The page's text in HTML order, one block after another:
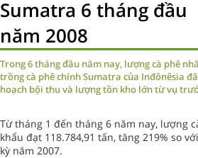
Sumatra 6 tháng đầu
năm 2008
Trong 6 tháng đầu năm nay, lượng cà phê
trồng cà phê chính Sumatra của Inđônêsia
hoạch bội thu và lượng tồn kho lớn từ vụ
Từ tháng 1 đến tháng 6 năm nay, lượng
khẩu đạt 118.784,91 tấn, tăng 219% so
kỳ năm 2007.